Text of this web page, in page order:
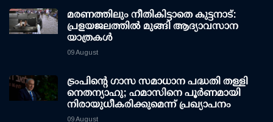
മരണത്തിലും നീതികിട്ടാതെ കുട്ടനാട്:
പ്രളയജലത്തില്‍ മുങ്ങി ആദ്യാവസാന
യാത്രകള്‍
09 August
ട്രംപിന്റെ ഗാസ സമാധാന പദ്ധതി തള്ളി
നെതന്യാഹു; ഹമാസിനെ പൂര്‍ണമായി
നിരായുധീകരിക്കുമെന്ന് പ്രഖ്യാപനം
09 August